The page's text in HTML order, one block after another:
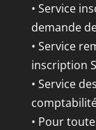
• Service
demande
• Service
inscription
• Service
• Pour